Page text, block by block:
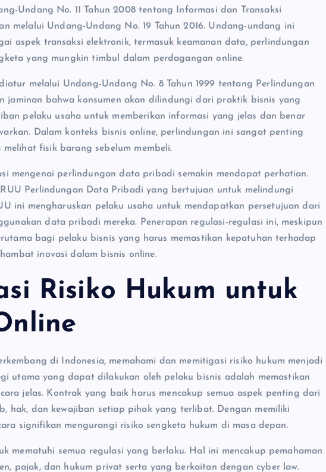
Undang No. 11 Tahun 2008 tentang Informasi dan Transaksi
melalui Undang-Undang No. 19 Tahun 2016. Undang-undang ini
aspek transaksi elektronik, termasuk keamanan data, perlindungan
yang mungkin timbul dalam perdagangan online.
melalui Undang-Undang No. 8 Tahun 1999 tentang Perlindungan
jaminan bahwa konsumen akan dilindungi dari praktik bisnis yang
pelaku usaha untuk memberikan informasi yang jelas dan benar
Dalam konteks bisnis online, perlindungan ini sangat penting
fisik barang sebelum membeli.
mengenai perlindungan data pribadi semakin mendapat perhatian.
Perlindungan Data Pribadi yang bertujuan untuk melindungi
ini mengharuskan pelaku usaha untuk mendapatkan persetujuan dari
data pribadi mereka. Penerapan regulasi-regulasi ini, meskipun
bagi pelaku bisnis yang harus memastikan kepatuhan terhadap
inovasi dalam bisnis online.
Risiko Hukum untuk
di Indonesia, memahami dan memitigasi risiko hukum menjadi
utama yang dapat dilakukan oleh pelaku bisnis adalah memastikan
jelas. Kontrak yang baik harus mencakup semua aspek penting dari
hak, dan kewajiban setiap pihak yang terlibat. Dengan memiliki
signifikan mengurangi risiko sengketa hukum di masa depan.
mematuhi semua regulasi yang berlaku. Hal ini mencakup pemahaman
pajak, dan hukum privat serta yang berkaitan dengan cyber law.